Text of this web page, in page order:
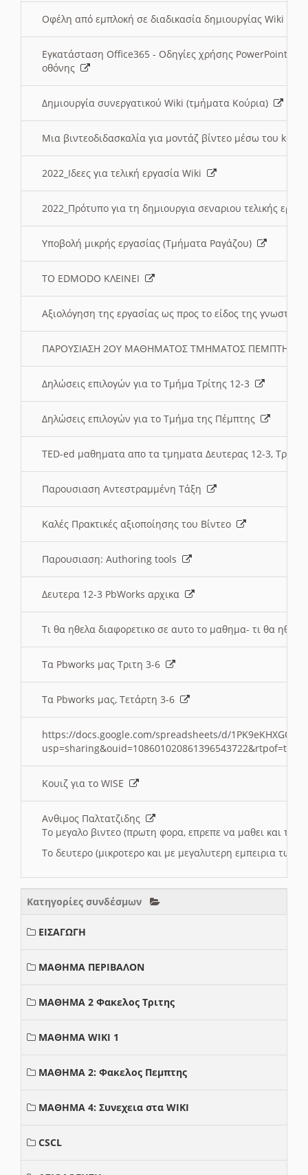
Οφέλη από εμπλοκή σε διαδικασία δημιουργίας Wiki
Εγκατάσταση Office365 - Οδηγίες χρήσης PowerPoint
οθόνης
Δημιουργία συνεργατικού Wiki (τμήματα Κούρια)
Μια βιντεοδιδασκαλία για μοντάζ βίντεο μέσω του
2022_Ιδεες για τελική εργασία Wiki
2022_Πρότυπο για τη δημιουργια σεναριου τελικής
Υποβολή μικρής εργασίας (Τμήματα Ραγάζου)
ΤΟ EDMODO ΚΛΕΙΝΕΙ
Αξιολόγηση της εργασίας ως προς το είδος της
ΠΑΡΟΥΣΙΑΣΗ 2ΟΥ ΜΑΘΗΜΑΤΟΣ ΤΜΗΜΑΤΟΣ
Δηλώσεις επιλογών για το Τμήμα Τρίτης 12-3
Δηλώσεις επιλογών για το Τμήμα της Πέμπτης
TED-ed μαθηματα απο τα τμηματα Δευτερας 12-3,
Παρουσιαση Αντεστραμμένη Τάξη
Καλές Πρακτικές αξιοποίησης του Βίντεο
Παρουσιαση: Authoring tools
Δευτερα 12-3 PbWorks αρχικα
Τι θα ηθελα διαφορετικο σε αυτο το μαθημα- τι θα
Τα Pbworks μας Τριτη 3-6
Τα Pbworks μας, Τετάρτη 3-6
https://docs.google.com/spreadsheets/d/
Κουιζ για το WISE
Ανθιμος Παλτατζιδης
Το μεγαλο βιντεο (πρωτη φορα, επρεπε να μαθει και το
Το δευτερο (μικροτερο και με μεγαλυτερη εμπειρια
Κατηγορίες συνδέσμων
ΕΙΣΑΓΩΓΗ
ΜΑΘΗΜΑ ΠΕΡΙΒΑΛΟΝ
ΜΑΘΗΜΑ 2 Φακελος Τριτης
ΜΑΘΗΜΑ WIKI 1
ΜΑΘΗΜΑ 2: Φακελος Πεμπτης
ΜΑΘΗΜΑ 4: Συνεχεια στα WIKI
CSCL